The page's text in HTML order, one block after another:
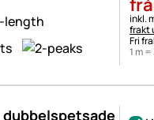
inkl.
frakt
Fri
1 m =
dubbelspetsade